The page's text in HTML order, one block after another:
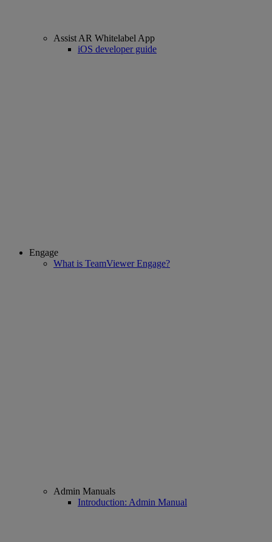
Assist AR Whitelabel App
iOS developer guide
Engage
What is TeamViewer Engage?
Admin Manuals
Introduction: Admin Manual